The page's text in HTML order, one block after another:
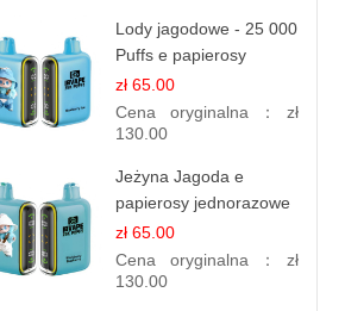
Lody jagodowe - 25 000
Puffs e papierosy
jednorazowe
zł 65.00
Cena oryginalna： zł
130.00
Jeżyna Jagoda e
papierosy jednorazowe
- 25 000 Puffs
zł 65.00
Cena oryginalna： zł
130.00